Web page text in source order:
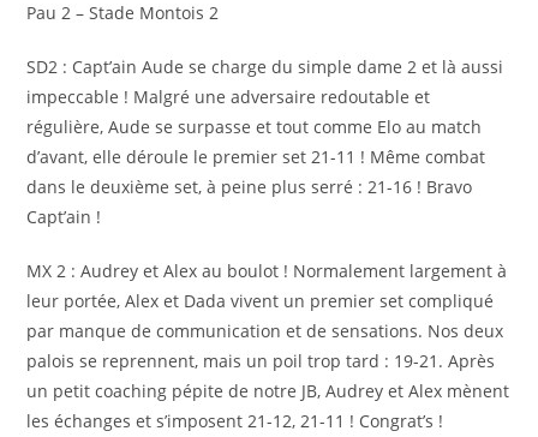
Pau 2 – Stade Montois 2
SD2 : Capt’ain Aude se charge du simple dame 2 et là aussi
impeccable ! Malgré une adversaire redoutable et
régulière, Aude se surpasse et tout comme Elo au match
d’avant, elle déroule le premier set 21-11 ! Même combat
dans le deuxième set, à peine plus serré : 21-16 ! Bravo
Capt’ain !
MX 2 : Audrey et Alex au boulot ! Normalement largement à
leur portée, Alex et Dada vivent un premier set compliqué
par manque de communication et de sensations. Nos deux
palois se reprennent, mais un poil trop tard : 19-21. Après
un petit coaching pépite de notre JB, Audrey et Alex mènent
les échanges et s’imposent 21-12, 21-11 ! Congrat’s !